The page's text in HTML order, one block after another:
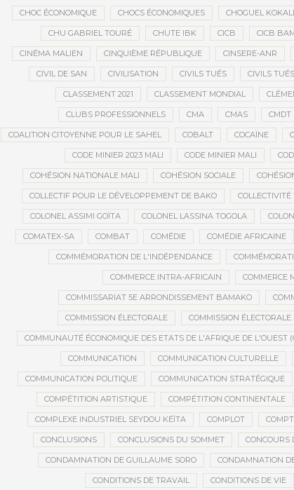
CHOC ÉCONOMIQUE CHOCS ÉCONOMIQUES CHOGUEL
CHU GABRIEL TOURÉ CHUTE IBK CICB CICB
CINÉMA MALIEN CINQUIÈME RÉPUBLIQUE CINSERE-ANR
CIVIL DE SAN CIVILISATION CIVILS TUÉS CIVILS
CLASSEMENT 2021 CLASSEMENT MONDIAL
CLUBS PROFESSIONNELS CMA CMAS CMDT
COALITION CITOYENNE POUR LE SAHEL COBALT COCAÏNE
CODE MINIER 2023 MALI CODE MINIER MALI
COHÉSION NATIONALE MALI COHÉSION SOCIALE
COLLECTIF POUR LE DÉVELOPPEMENT DE BAKO
COLONEL ASSIMI GOÏTA COLONEL LASSINA TOGOLA
COMATEX-SA COMBAT COMÉDIE COMÉDIE AFRICAINE
COMMÉMORATION DE L'INDÉPENDANCE
COMMERCE INTRA-AFRICAIN COMMERCE
COMMISSARIAT 5E ARRONDISSEMENT BAMAKO
COMMISSION ÉLECTORALE COMMISSION
COMMUNAUTÉ ÉCONOMIQUE DES ETATS DE L'AFRIQUE DE L'OUEST
COMMUNICATION COMMUNICATION CULTURELLE
COMMUNICATION POLITIQUE COMMUNICATION STRATÉGIQUE
COMPÉTITION ARTISTIQUE COMPÉTITION CONTINENTALE
COMPLEXE INDUSTRIEL SEYDOU KÉÏTA COMPLOT
CONCLUSIONS CONCLUSIONS DU SOMMET CONCOURS
CONDAMNATION DE GUILLAUME SORO CONDAMNATION
CONDITIONS DE TRAVAIL CONDITIONS DE VIE